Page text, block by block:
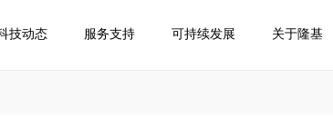
技动态 服务支持 可持续发展 关于隆基